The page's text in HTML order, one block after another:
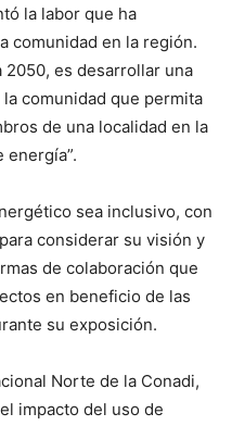
la labor que ha
comunidad en la región.
2050, es desarrollar una
comunidad que permita
de una localidad en la
energía”.
sea inclusivo, con
considerar su visión y
de colaboración que
en beneficio de las
su exposición.
Norte de la Conadi,
impacto del uso de